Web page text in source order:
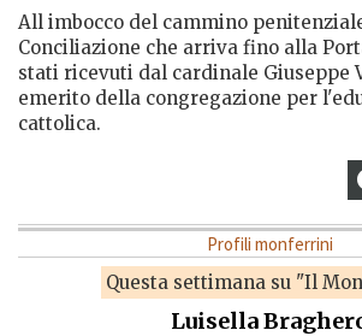
All imbocco del cammino
Conciliazione che arriva fino alla
stati ricevuti dal cardinale Giuseppe
emerito della congregazione per
cattolica.
Profili monferrini
Questa settimana su "Il
Luisella